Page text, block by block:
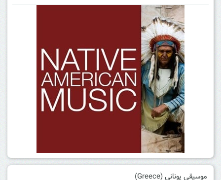
موسیقی یونانی (Greece)